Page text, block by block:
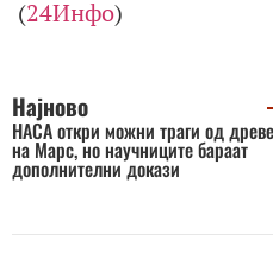
(24Инфо)
Најново
НАСА откри можни траги од
на Марс, но научниците бараат
дополнителни докази